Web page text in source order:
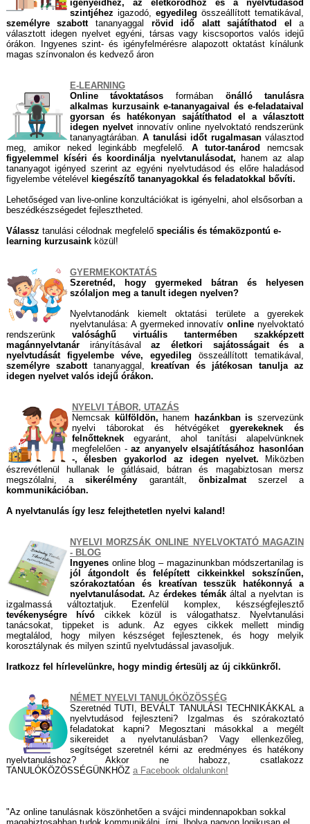
igényeidhez, az életkorodhoz és a nyelvtudásod
szintjéhez igazodó, egyedileg összeállított tematikával,
személyre szabott tananyaggal rövid idő alatt sajátíthatod el
a
választott idegen nyelvet egyéni, társas vagy kiscsoportos valós idejű
órákon. Ingyenes szint- és igényfelmérésre alapozott oktatást kínálunk
magas színvonalon és kedvező áron
E-LEARNING
Online távoktatásos formában önálló tanulásra
alkalmas kurzusaink e-tananyagaival és e-feladataival
gyorsan és hatékonyan sajátíthatod el a választott
idegen nyelvetinnovatív online nyelvoktató rendszerünk
tananyagtárában.A tanulási időt rugalmasanválasztod
meg, amikor neked leginkább megfelelő.A tutor-tanárod
nemcsak
figyelemmel kíséri és koordinálja nyelvtanulásodat, hanem az alap
tananyagot igényed szerint az egyéni nyelvtudásod és előre haladásod
figyelembe vételével kiegészítő tananyagokkal és feladatokkal bővíti.
Lehetőséged van live-online konzultációkat is igényelni, ahol elsősorban a
beszédkészségedet fejlesztheted.
Válassz tanulási célodnak megfelelő speciális és témaközpontú e-
learning kurzusainkközül!
GYERMEKOKTATÁS
Szeretnéd, hogy gyermeked bátran és helyesen
szólaljon meg a tanult idegen nyelven?
Nyelvtanodánk kiemelt oktatási területe a gyerekek
nyelvtanulása: A gyermeked innovatívonline nyelvoktató
rendszerünk valósághű virtuális tantermében szakképzett
magánnyelvtanár irányításávalaz életkori sajátosságait és a
nyelvtudását figyelembe véve, egyedileg összeállított tematikával,
személyre szabotttananyaggal,
kreatívan és játékosan tanulja az
idegen nyelvet valós idejű órákon.
NYELVI TÁBOR, UTAZÁS
Nemcsak
külföldön, hanem hazánkban isszervezünk
nyelvi táborokat és hétvégéketgyerekeknek és
felnőtteknekegyaránt, ahol tanítási alapelvünknek
megfelelően -az anyanyelv elsajátításához hasonlóan
-, élesben gyakorlod az idegen nyelvet. Miközben
észrevétlenül hullanak le gátlásaid, bátran és magabiztosan mersz
megszólalni, asikerélmény garantált, önbizalmatszerzel a
kommunikációban.
A nyelvtanulás így lesz felejthetetlen nyelvi kaland!
NYELVI MORZSÁK ONLINE NYELVOKTATÓ MAGAZIN
- BLOG
Ingyenes online blog – magazinunkban módszertanilag is
jól átgondolt és felépített cikkeinkkel sokszínűen,
szórakoztatóan és kreatívan tesszük hatékonnyá a
nyelvtanulásodat. Azérdekes témákáltal a nyelvtan is
izgalmassá változtatjuk. Ezenfelül komplex, készségfejlesztő
tevékenységre hívó cikkek közül is válogathatsz. Nyelvtanulási
tanácsokat, tippeket is adunk. Az egyes cikkek mellett mindig
megtalálod, hogy milyen készséget fejlesztenek, és hogy melyik
korosztálynak és milyen szintű nyelvtudással javasoljuk.
Iratkozz fel hírlevelünkre, hogy mindig értesülj az új cikkünkről.
NÉMET NYELVI TANULÓKÖZÖSSÉG
Szeretnéd TUTI, BEVÁLT TANULÁSI TECHNIKÁKKAL a
nyelvtudásod fejleszteni? Izgalmas és szórakoztató
feladatokat kapni? Megosztani másokkal a megélt
sikereidet a nyelvtanulásban? Vagy ellenkezőleg,
segítséget szeretnél kérni az eredményes és hatékony
nyelvtanuláshoz? Akkor ne habozz, csatlakozz
TANULÓKÖZÖSSÉGÜNKHÖZ a Facebook oldalunkon!
"Az online tanulásnak köszönhetően a svájci mindennapokban sokkal